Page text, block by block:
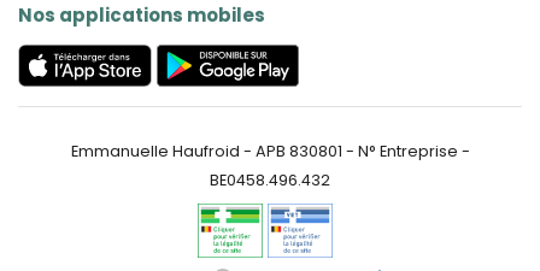
Nos applications mobiles
Emmanuelle Haufroid - APB 830801 - N° Entreprise -
BE0458.496.432